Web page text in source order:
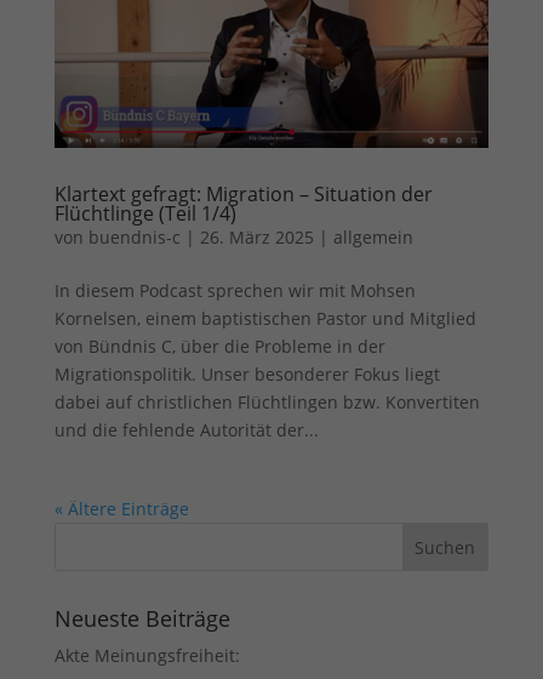
Klartext gefragt: Migration – Situation der
Flüchtlinge (Teil 1/4)
von buendnis-c | 26. März 2025 | allgemein
In diesem Podcast sprechen wir mit Mohsen
Kornelsen, einem baptistischen Pastor und Mitglied
von Bündnis C, über die Probleme in der
Migrationspolitik. Unser besonderer Fokus liegt
dabei auf christlichen Flüchtlingen bzw. Konvertiten
und die fehlende Autorität der...
« Ältere Einträge
Neueste Beiträge
Akte Meinungsfreiheit: